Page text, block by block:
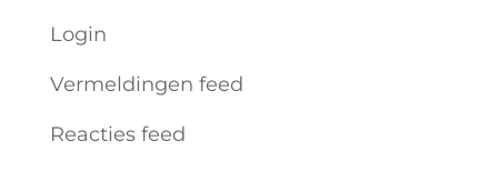
Login
Vermeldingen feed
Reacties feed